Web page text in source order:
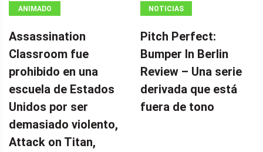
ANIMADO
Assassination
Classroom fue
prohibido en una
escuela de Estados
Unidos por ser
demasiado violento,
Attack on Titan,
NOTICIAS
Pitch Perfect:
Bumper In Berlin
Review – Una serie
derivada que está
fuera de tono